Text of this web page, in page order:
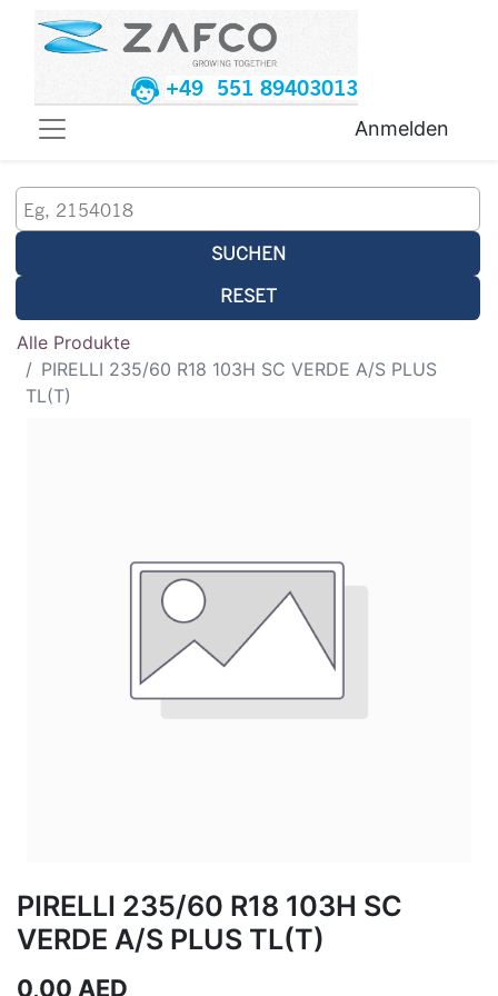
+49 551 89403013
Anmelden
SUCHEN
RESET
Alle Produkte
PIRELLI 235/60 R18 103H SC VERDE A/S PLUS
TL(T)
PIRELLI 235/60 R18 103H SC
VERDE A/S PLUS TL(T)
0,00 AED